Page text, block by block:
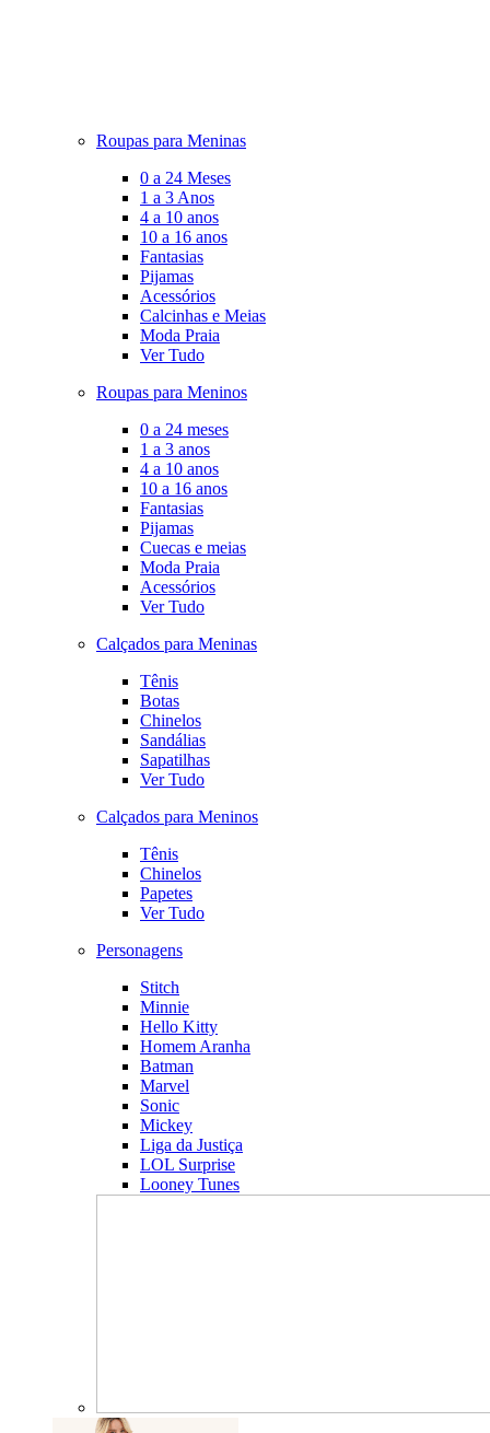
Roupas para Meninas
0 a 24 Meses
1 a 3 Anos
4 a 10 anos
10 a 16 anos
Fantasias
Pijamas
Acessórios
Calcinhas e Meias
Moda Praia
Ver Tudo
Roupas para Meninos
0 a 24 meses
1 a 3 anos
4 a 10 anos
10 a 16 anos
Fantasias
Pijamas
Cuecas e meias
Moda Praia
Acessórios
Ver Tudo
Calçados para Meninas
Tênis
Botas
Chinelos
Sandálias
Sapatilhas
Ver Tudo
Calçados para Meninos
Tênis
Chinelos
Papetes
Ver Tudo
Personagens
Stitch
Minnie
Hello Kitty
Homem Aranha
Batman
Marvel
Sonic
Mickey
Liga da Justiça
LOL Surprise
Looney Tunes